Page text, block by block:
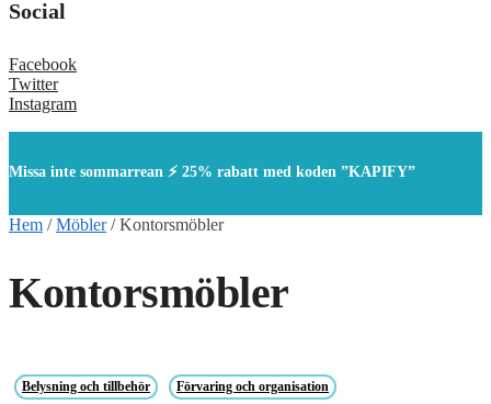
Social
Facebook
Twitter
Instagram
Missa inte sommarrean ⚡ 25% rabatt med koden ”KAPIFY”
Hem /Möbler/Kontorsmöbler
Kontorsmöbler
Belysning och tillbehör Förvaring och organisation